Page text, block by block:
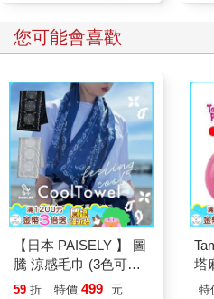
己，除非你想表現得像來自緬因
布魯克林的路上晃。她只能希望
窗臺下有個很大的抽屜櫃，也許
很漂亮。上面當然也布滿花朵圖
親手繪製的—有人費盡心思描繪
道那些是什麼花。除了河邊生長
植物。
她用手指撫摸著那些彩繪的花朵
的，真的是有人手繪的。
最上層的抽屜需要用力拉才能打
的舊梳妝臺也是這樣。啊，還真
色的花紙。卡絲碧雅把T恤和內
放她的褲子和襪子，還有她帶來
您可能會喜歡
【日本 PAISELY 】 圖
騰 涼感毛巾 (3色可選)
涼感毛巾 涼感巾 冰涼
59 折 特價 499 元
塔
園
特